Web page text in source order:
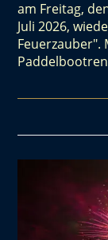
am Freitag,
Juli 2026,
Feuerzauber".